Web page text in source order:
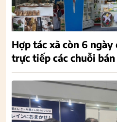
Hợp tác xã còn 6
trực tiếp các chuỗi